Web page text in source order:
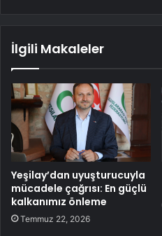
İlgili Makaleler
Yeşilay’dan uyuşturucuyla
mücadele çağrısı: En güçlü
kalkanımız önleme
Temmuz 22, 2026